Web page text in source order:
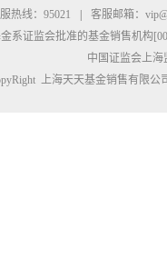
热线：95021
客服邮箱：
系证监会批准的基金销售机构
中国证监会上
上海天天基金销售有限